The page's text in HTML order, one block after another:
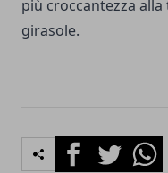
più croccantezza
girasole.
FacebookTwitter